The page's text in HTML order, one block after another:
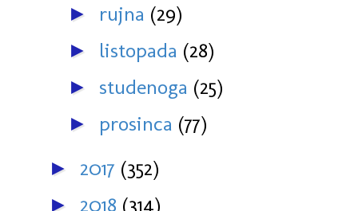
► rujna (29)
► listopada (28)
► studenoga (25)
► prosinca (77)
► 2017 (352)
► 2018 (314)